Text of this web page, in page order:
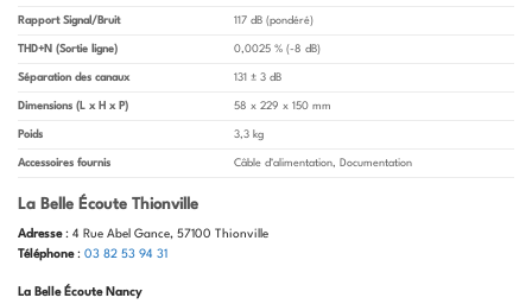
Rapport Signal/Bruit 117 dB (pondéré)
THD+N (Sortie ligne) 0,0025 % (-8 dB)
Séparation des canaux 131 ± 3 dB
Dimensions (L x H x P) 58 x 229 x 150 mm
Poids 3,3 kg
Accessoires fournis Câble d’alimentation, Documentation
La Belle Écoute Thionville
Adresse: 4 Rue Abel Gance, 57100 Thionville
Téléphone: 03 82 53 94 31
La Belle Écoute Nancy